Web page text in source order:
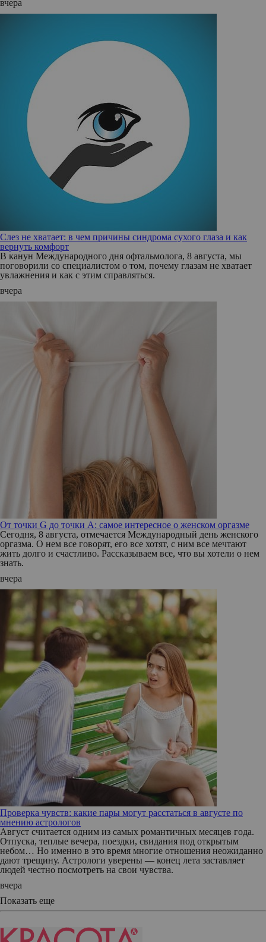
вчера
Слез не хватает: в чем причины синдрома сухого глаза и как
вернуть комфорт
В канун Международного дня офтальмолога, 8 августа, мы
поговорили со специалистом о том, почему глазам не хватает
увлажнения и как с этим справляться.
вчера
От точки G до точки A: самое интересное о женском оргазме
Сегодня, 8 августа, отмечается Международный день женского
оргазма. О нем все говорят, его все хотят, с ним все мечтают
жить долго и счастливо. Рассказываем все, что вы хотели о нем
знать.
вчера
Проверка чувств: какие пары могут расстаться в августе по
мнению астрологов
Август считается одним из самых романтичных месяцев года.
Отпуска, теплые вечера, поездки, свидания под открытым
небом… Но именно в это время многие отношения неожиданно
дают трещину. Астрологи уверены — конец лета заставляет
людей честно посмотреть на свои чувства.
вчера
Показать еще